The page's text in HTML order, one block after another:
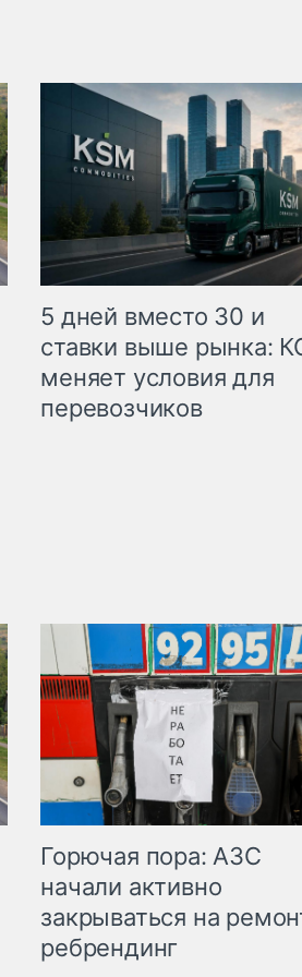
5 дней вместо 30 и
ставки выше рынка:
меняет условия для
перевозчиков
Горючая пора: АЗС
начали активно
закрываться на
ребрендинг